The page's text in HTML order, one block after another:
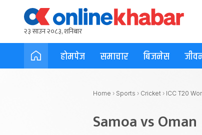
२३ साउन २०८३, शनिबार
होमपेज समाचार बिजनेस
Home › Sports › Cricket › ICC T20
Samoa vs Oman